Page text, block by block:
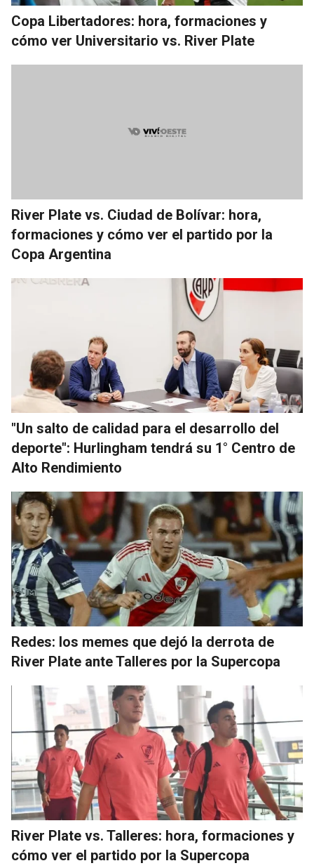
Copa Libertadores: hora, formaciones y
cómo ver Universitario vs. River Plate
River Plate vs. Ciudad de Bolívar: hora,
formaciones y cómo ver el partido por la
Copa Argentina
"Un salto de calidad para el desarrollo del
deporte": Hurlingham tendrá su 1° Centro de
Alto Rendimiento
Redes: los memes que dejó la derrota de
River Plate ante Talleres por la Supercopa
River Plate vs. Talleres: hora, formaciones y
cómo ver el partido por la Supercopa